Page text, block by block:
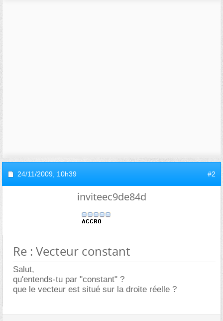
24/11/2009, 10h39 #2
inviteec9de84d
Re : Vecteur constant
Salut,
qu'entends-tu par "constant" ?
que le vecteur est situé sur la droite réelle ?